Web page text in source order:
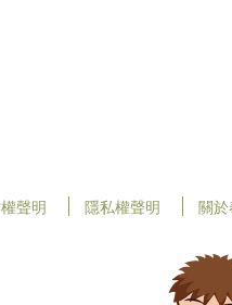
聲明 隱私權聲明 關